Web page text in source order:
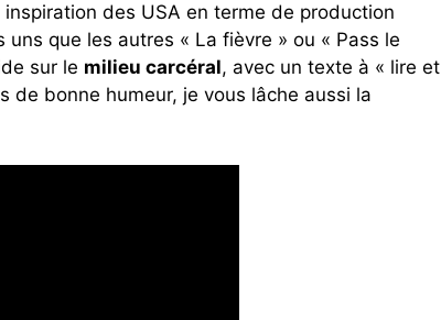
des USA en terme de production
que les autres « La fièvre » ou « Pass le
sur le milieu carcéral, avec un texte à « lire et
de bonne humeur, je vous lâche aussi la